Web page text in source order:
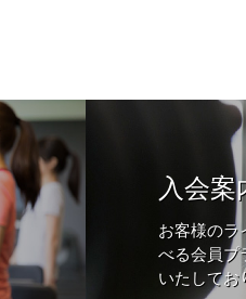
入会
お客様のラ
べる会員プ
いたしてお